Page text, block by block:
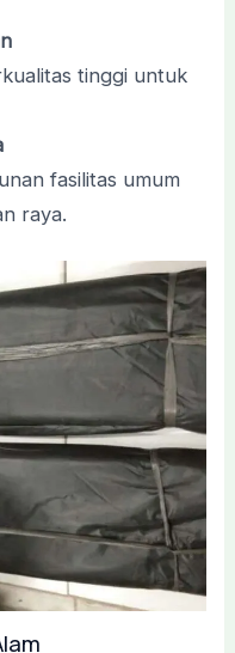
tinggi untuk
fasilitas umum
raya.